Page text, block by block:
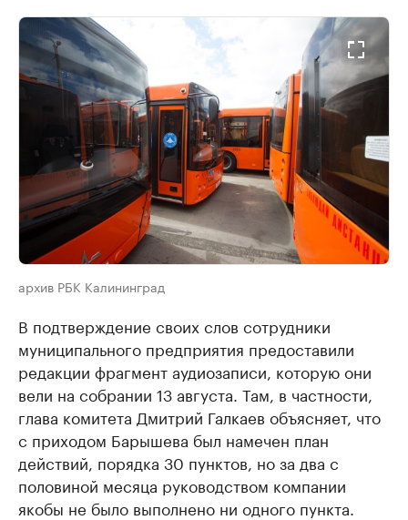
архив РБК Калининград
В подтверждение своих слов сотрудники
муниципального предприятия предоставили
редакции фрагмент аудиозаписи, которую они
вели на собрании 13 августа. Там, в частности,
глава комитета Дмитрий Галкаев объясняет, что
c приходом Барышева был намечен план
действий, порядка 30 пунктов, но за два с
половиной месяца руководством компании
якобы не было выполнено ни одного пункта.